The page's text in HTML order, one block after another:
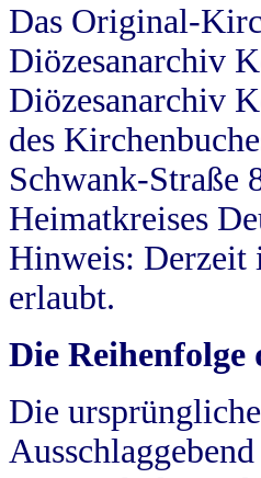
Das Original-
Diözesanarchiv
Diözesanarchiv
des
Schwank-Straße
Heimatkreises
Hinweis: Derzeit
erlaubt.
Die Reihenfolge
Die